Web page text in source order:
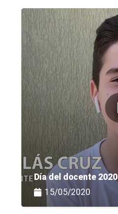
Día del docente 2020
15/05/2020